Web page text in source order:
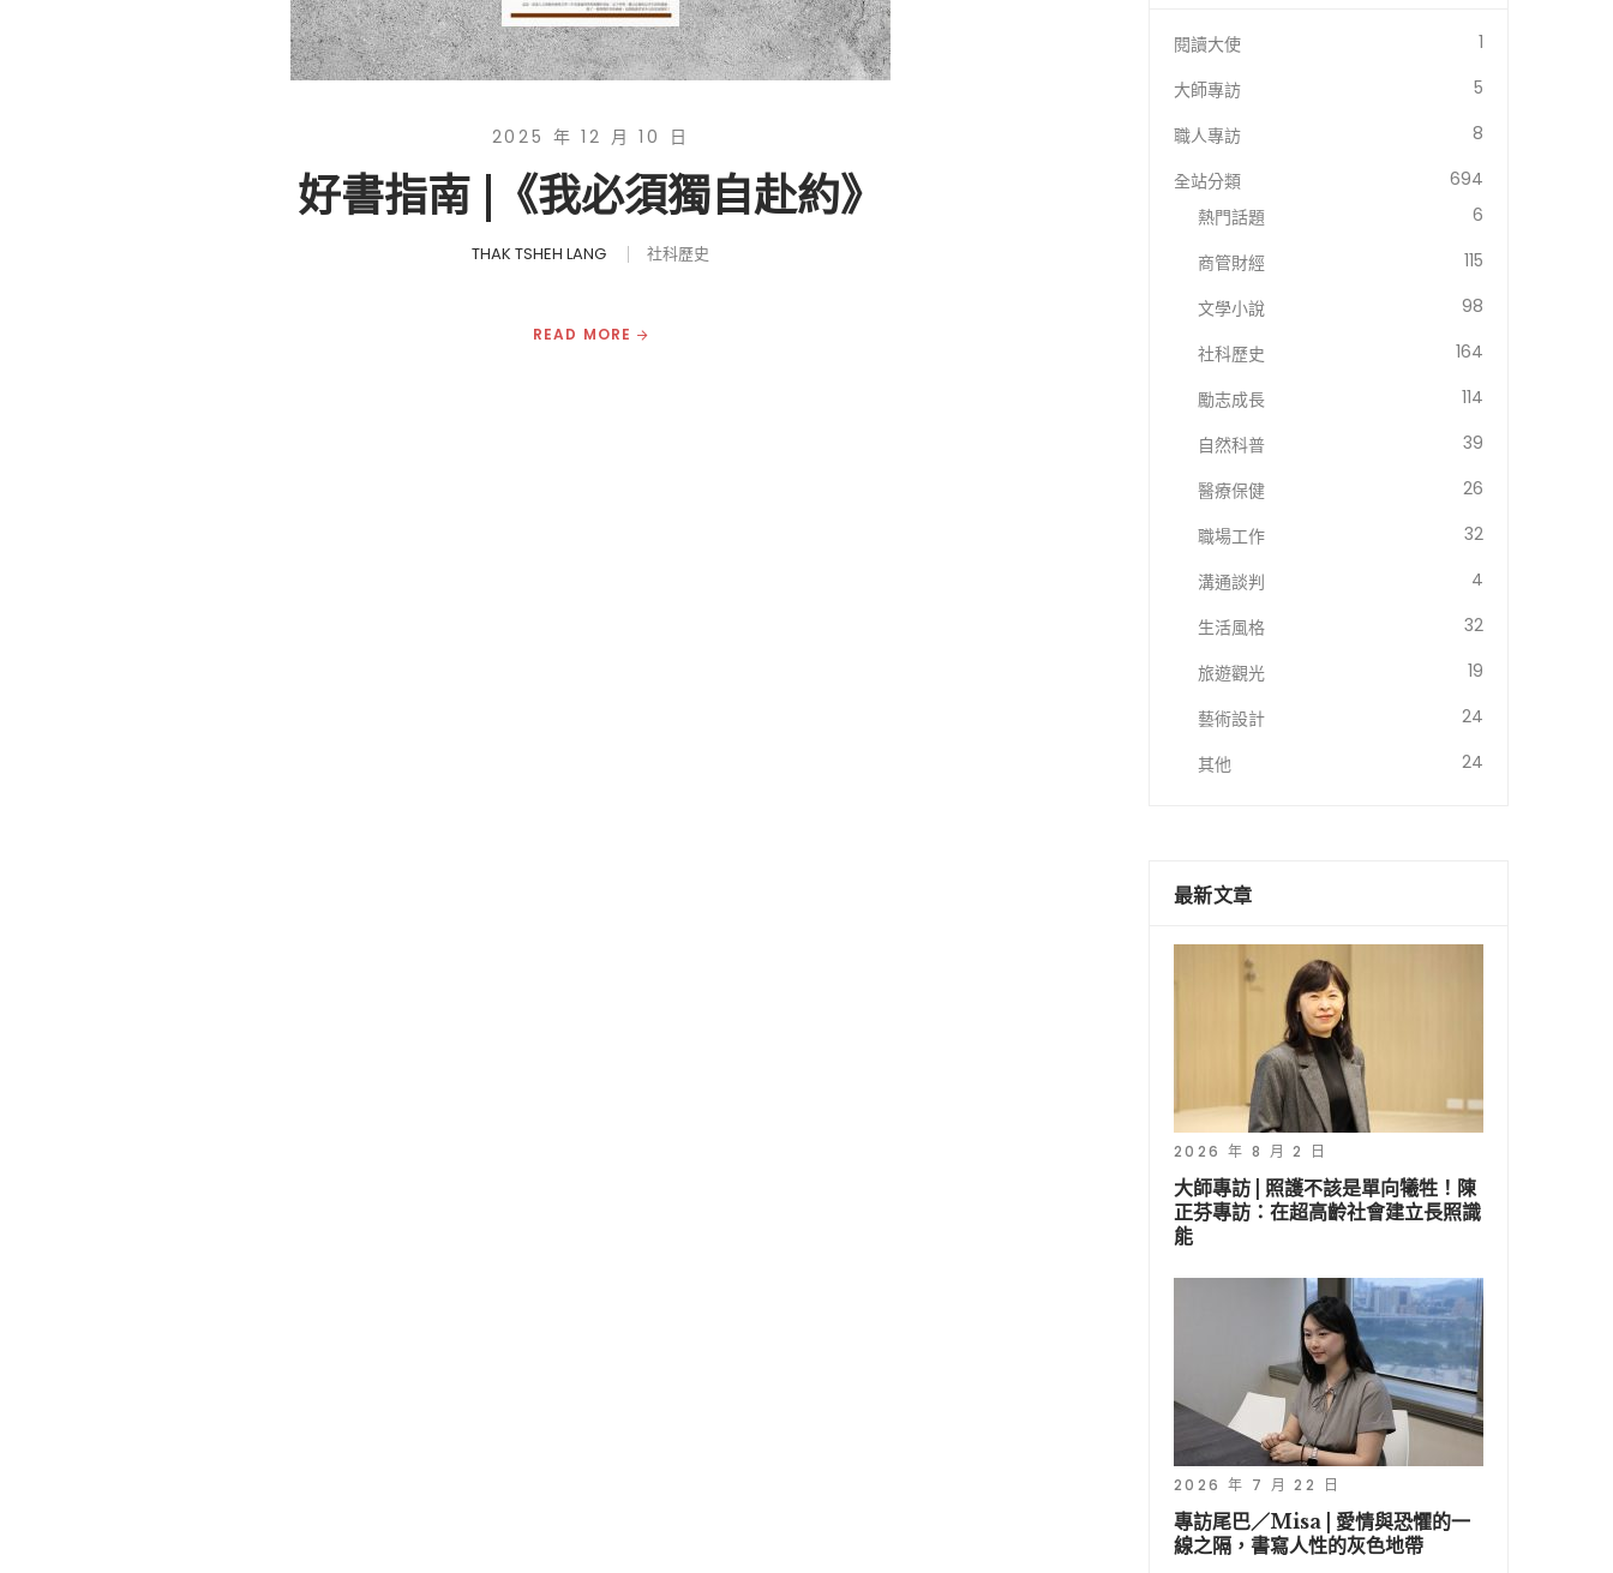
2025 年 12 月 10 日
好書指南 |《我必須獨自赴約》
THAK TSHEH LANG 社科歷史
READ MORE
閱讀大使
1
大師專訪
5
職人專訪
8
全站分類
694
熱門話題
6
商管財經
115
文學小說
98
社科歷史
164
勵志成長
114
自然科普
39
醫療保健
26
職場工作
32
溝通談判
4
生活風格
32
旅遊觀光
19
藝術設計
24
其他
24
最新文章
2026 年 8 月 2 日
大師專訪 | 照護不該是單向犧牲！陳
正芬專訪：在超高齡社會建立長照識
能
2026 年 7 月 22 日
專訪尾巴／Misa | 愛情與恐懼的一
線之隔，書寫人性的灰色地帶